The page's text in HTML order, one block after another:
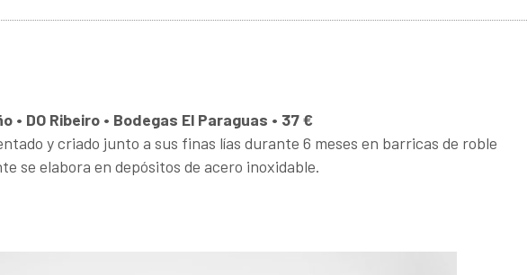
• DO Ribeiro • Bodegas El Paraguas • 37 €
y criado junto a sus finas lías durante 6 meses en barricas de roble
se elabora en depósitos de acero inoxidable.